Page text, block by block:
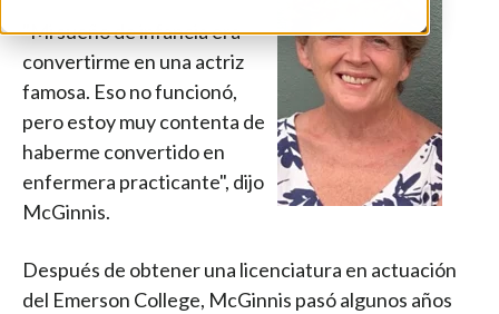
"Mi sueño de infancia era
convertirme en una actriz
famosa. Eso no funcionó,
pero estoy muy contenta de
haberme convertido en
enfermera practicante", dijo
McGinnis.
Después de obtener una licenciatura en actuación
del Emerson College, McGinnis pasó algunos años